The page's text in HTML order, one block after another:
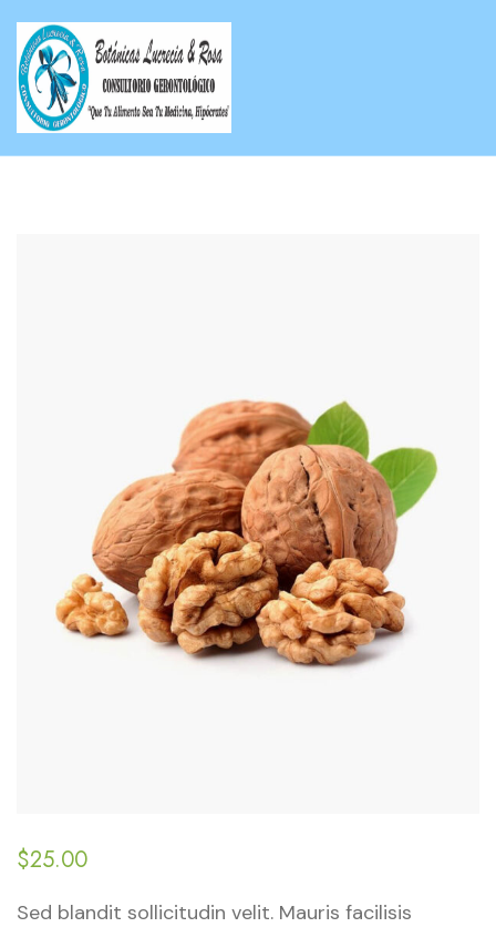
$25.00
Sed blandit sollicitudin velit. Mauris facilisis